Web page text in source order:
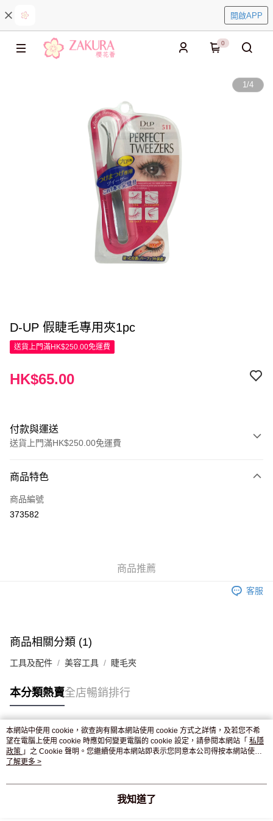
開啟APP
0
1/4
D-UP 假睫毛專用夾1pc
送貨上門滿HK$250.00免運費
HK$65.00
付款與運送
送貨上門滿HK$250.00免運費
信用卡
Apple Pay
付款後門市自取，訂單確認後2-4個工作天到店，7天內取。逾期後
商品特色
商品編號
373582
商品推薦
客服
商品相關分類 (1)
工具及配件 美容工具 睫毛夾
本分類熱賣全店暢銷排行
熱門標籤
熱銷排行
本網站中使用 cookie，欲查詢有關本網站使用 cookie 方式之詳情，及若您不希
望在電腦上使用 cookie 時應如何變更電腦的 cookie 設定，請參閱本網站「 私隱
政策 」之 Cookie 聲明。您繼續使用本網站即表示您同意本公司得按本網站使用
條款之 Cookie 聲明使用 cookie。
了解更多 >
我知道了